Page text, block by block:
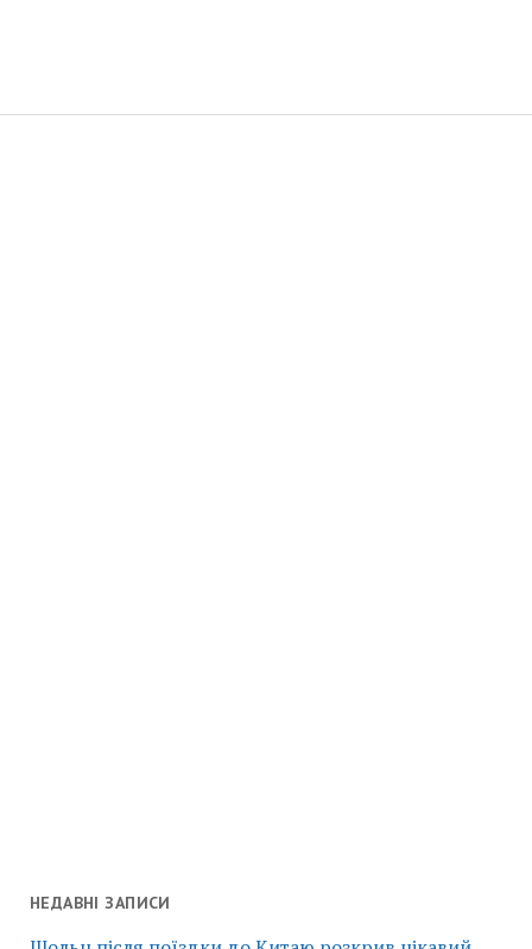
НЕДАВНІ ЗАПИСИ